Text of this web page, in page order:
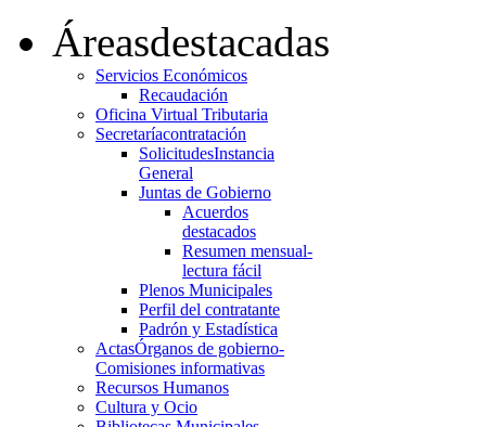
Áreasdestacadas
Servicios Económicos
Recaudación
Oficina Virtual Tributaria
Secretaríacontratación
SolicitudesInstancia
General
Juntas de Gobierno
Acuerdos
destacados
Resumen mensual-
lectura fácil
Plenos Municipales
Perfil del contratante
Padrón y Estadística
ActasÓrganos de gobierno-
Comisiones informativas
Recursos Humanos
Cultura y Ocio